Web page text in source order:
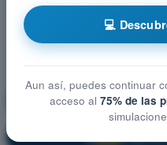
Seguridad
💻
Aun así, puedes continuar
acceso al 75% de las